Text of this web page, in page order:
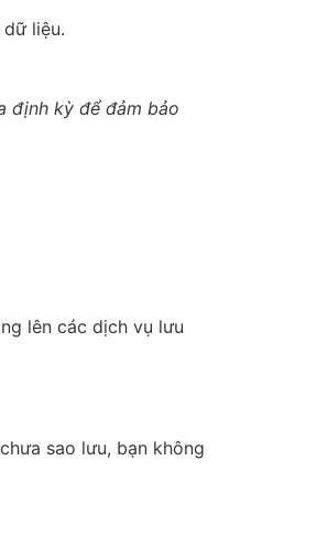
liệu.
định kỳ để đảm bảo
lên các dịch vụ lưu
sao lưu, bạn không